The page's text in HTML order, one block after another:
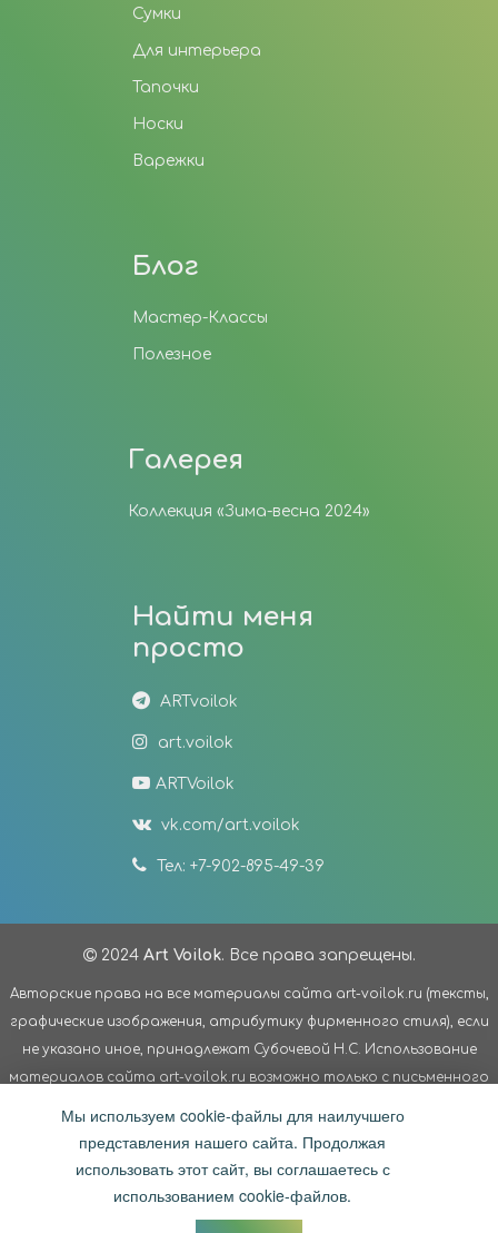
Сумки
Для интерьера
Тапочки
Носки
Варежки
Блог
Мастер-Классы
Полезное
Галерея
Коллекция «Зима-весна 2024»
Найти меня
просто
ARTvoilok
art.voilok
ARTVoilok
vk.com/art.voilok
Тел: +7-902-895-49-39
2024 Art Voilok. Все права запрещены.
Авторские права на все материалы сайта art-voilok.ru (тексты,
графические изображения, атрибутику фирменного стиля), если
не указано иное, принадлежат Субочевой Н.С. Использование
материалов сайта art-voilok.ru возможно только с письменного
правообладателя; использовать материалы сайта в
коммерческих целях. Авторские права на материалы сайта
защищены действующим законодательством Российской
Мы используем cookie-файлы для наилучшего
представления нашего сайта. Продолжая
использовать этот сайт, вы соглашаетесь с
использованием cookie-файлов.